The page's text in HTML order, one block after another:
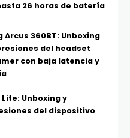
26 horas de batería
Arcus 360BT: Unboxing
del headset
con baja latencia y
Lite: Unboxing y
del dispositivo